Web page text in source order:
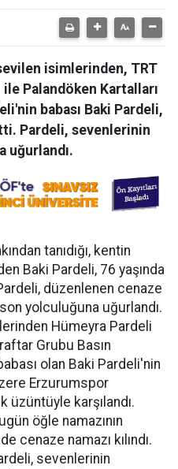
isimlerinden, TRT
Palandöken Kartalları
babası Baki Pardeli,
Pardeli, sevenlerinin
uğurlandı.
tanıdığı, kentin
Baki Pardeli, 76 yaşında
düzenlenen cenaze
yolculuğuna uğurlandı.
Hümeyra Pardeli
Grubu Basın
olan Baki Pardeli'nin
Erzurumspor
üzüntüyle karşılandı.
öğle namazının
cenaze namazı kılındı.
sevenlerinin